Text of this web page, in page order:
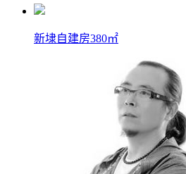
新埭自建房380㎡